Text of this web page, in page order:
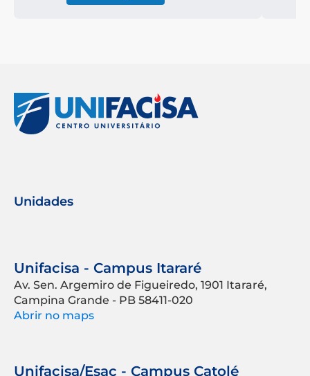
Unidades
Unifacisa - Campus Itararé
Av. Sen. Argemiro de Figueiredo, 1901 Itararé,
Campina Grande - PB 58411-020
Abrir no maps
Unifacisa/Esac - Campus Catolé